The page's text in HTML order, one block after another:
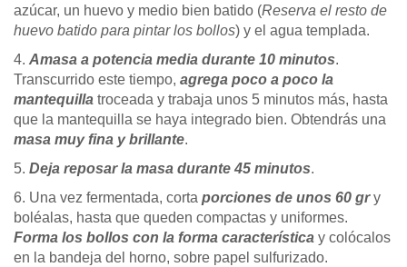
azúcar, un huevo y medio bien batido (Reserva el resto de
huevo batido para pintar los bollos) y el agua templada.
4. Amasa a potencia media durante 10 minutos.
Transcurrido este tiempo, agrega poco a poco la
mantequilla troceada y trabaja unos 5 minutos más, hasta
que la mantequilla se haya integrado bien. Obtendrás una
masa muy fina y brillante.
5. Deja reposar la masa durante 45 minutos.
6. Una vez fermentada, corta porciones de unos 60 gry
boléalas, hasta que queden compactas y uniformes.
Forma los bollos con la forma característica y colócalos
en la bandeja del horno, sobre papel sulfurizado.